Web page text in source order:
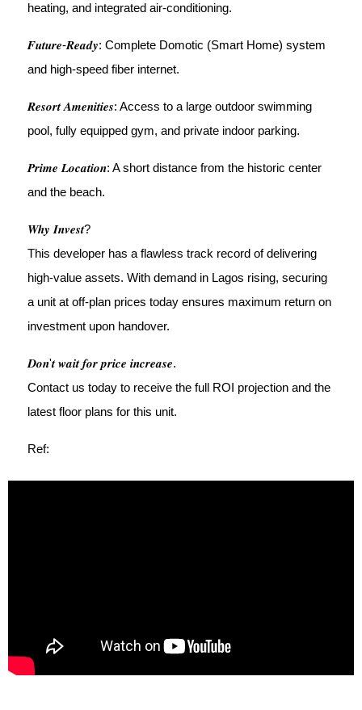
heating, and integrated air-conditioning.
𝑭𝒖𝒕𝒖𝒓𝒆-𝑹𝒆𝒂𝒅𝒚: Complete Domotic (Smart Home) system
and high-speed fiber internet.
𝑹𝒆𝒔𝒐𝒓𝒕 𝑨𝒎𝒆𝒏𝒊𝒕𝒊𝒆𝒔: Access to a large outdoor swimming
pool, fully equipped gym, and private indoor parking.
𝑷𝒓𝒊𝒎𝒆 𝑳𝒐𝒄𝒂𝒕𝒊𝒐𝒏: A short distance from the historic center
and the beach.
𝑾𝒉𝒚 𝑰𝒏𝒗𝒆𝒔𝒕?
This developer has a flawless track record of delivering
high-value assets. With demand in Lagos rising, securing
a unit at off-plan prices today ensures maximum return on
investment upon handover.
𝑫𝒐𝒏'𝒕 𝒘𝒂𝒊𝒕 𝒇𝒐𝒓 𝒑𝒓𝒊𝒄𝒆 𝒊𝒏𝒄𝒓𝒆𝒂𝒔𝒆.
Contact us today to receive the full ROI projection and the
latest floor plans for this unit.
Ref: